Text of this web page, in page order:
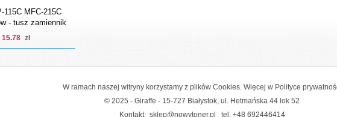
115C MFC-215C
- tusz zamiennik
15.78 zł
W ramach naszej witryny korzystamy z plików Cookies. Więcej w Polityce
© 2025 - Giraffe - 15-727 Białystok, ul. Hetmańska 44 lok 52
Kontakt: sklep@nowytoner.pl tel. +48 692446414